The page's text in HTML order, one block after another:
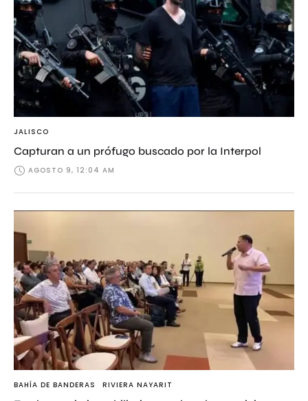
JALISCO
Capturan a un prófugo buscado por la Interpol
AGOSTO 9, 12:04 AM
BAHÍA DE BANDERAS RIVIERA NAYARIT